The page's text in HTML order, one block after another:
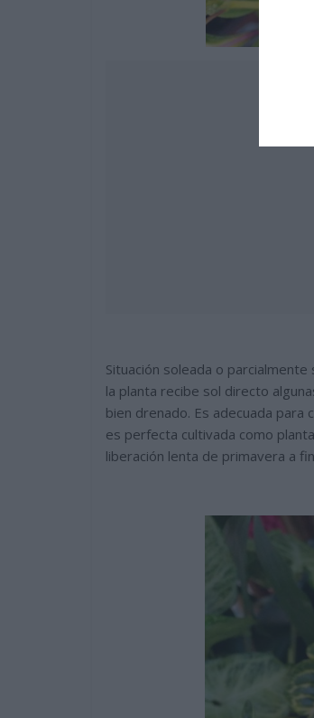
Situación soleada o
la planta recibe sol directo
bien drenado. Es adecuada
es perfecta cultivada como
liberación lenta de primavera a